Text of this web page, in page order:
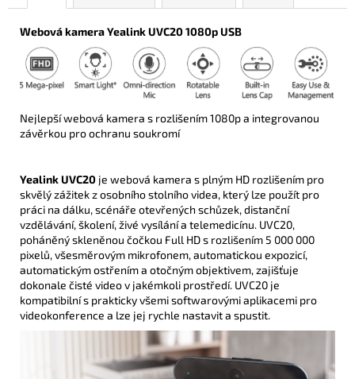
Webová kamera Yealink UVC20 1080p USB
Nejlepší webová kamera s rozlišením 1080p a integrovanou
závěrkou pro ochranu soukromí
Yealink UVC20 je webová kamera s plným HD rozlišením pro
skvělý zážitek z osobního stolního videa, který lze použít pro
práci na dálku, scénáře otevřených schůzek, distanční
vzdělávání, školení, živé vysílání a telemedicínu. UVC20,
poháněný skleněnou čočkou Full HD s rozlišením 5 000 000
pixelů, všesměrovým mikrofonem, automatickou expozicí,
automatickým ostřením a otočným objektivem, zajišťuje
dokonale čisté video v jakémkoli prostředí. UVC20 je
kompatibilní s prakticky všemi softwarovými aplikacemi pro
videokonference a lze jej rychle nastavit a spustit.